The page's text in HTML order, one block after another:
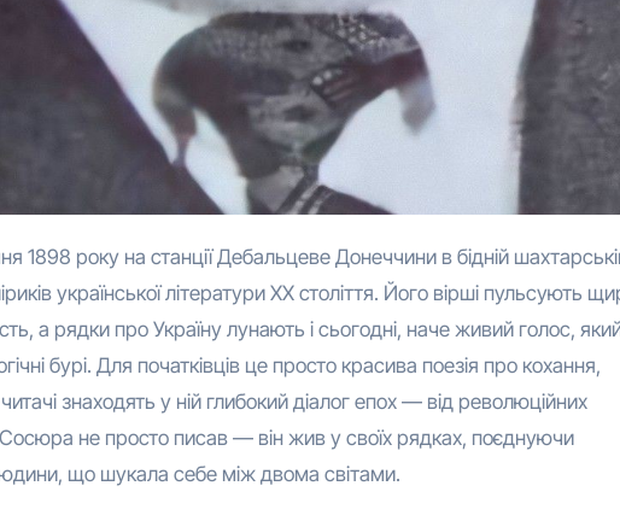
української літератури XX століття. Його вірші пульсують
а рядки про Україну лунають і сьогодні, наче живий голос,
бурі. Для початківців це просто красива поезія про кохання,
знаходять у ній глибокий діалог епох — від революційних
Сосюра не просто писав — він жив у своїх рядках, поєднуючи
що шукала себе між двома світами.